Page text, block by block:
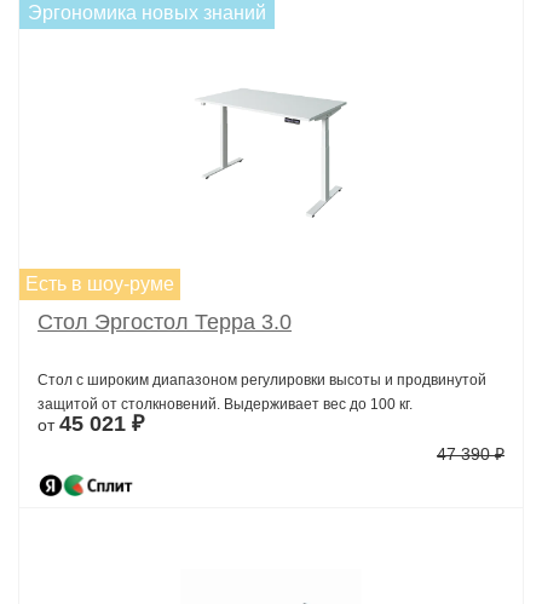
Эргономика новых знаний
Есть в шоу-руме
Стол Эргостол Терра 3.0
Стол с широким диапазоном регулировки высоты и продвинутой
защитой от столкновений. Выдерживает вес до 100 кг.
от45 021 ₽
47 390 ₽